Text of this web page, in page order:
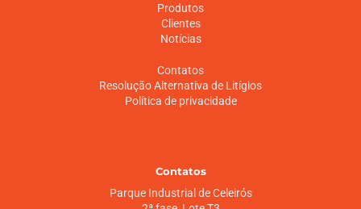
Produtos
Clientes
Notícias
Contatos
Resolução Alternativa de Litígios
Política de privacidade
Contatos
Parque Industrial de Celeirós